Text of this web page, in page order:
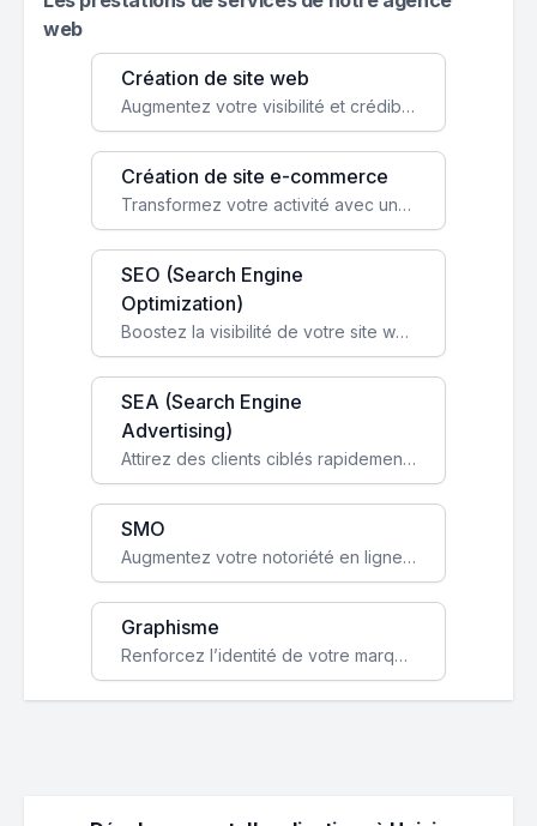
web
Création de site web
Augmentez votre visibilité et crédibilité en ligne avec un site web performant, conçu pour attirer plus de clients.
Création de site e-commerce
Transformez votre activité avec une boutique en ligne, accessible à l'échelle mondiale 24/7.
SEO (Search Engine
Optimization)
Boostez la visibilité de votre site web sur Google et attirez du trafic qualifié grâce à nos stratégies SEO.
SEA (Search Engine
Advertising)
Attirez des clients ciblés rapidement avec des campagnes publicitaires payantes optimisées pour vos objectifs.
SMO
Augmentez votre notoriété en ligne et stimulez la croissance de votre entreprise grâce à une stratégie sociale sur mesure.
Graphisme
Renforcez l’identité de votre marque avec un design unique qui capte l’attention et engage vos clients.